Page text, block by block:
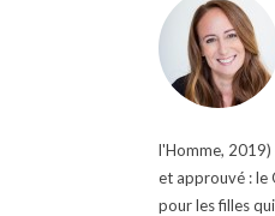
l'Homme, 2019)
et approuvé : le
pour les filles